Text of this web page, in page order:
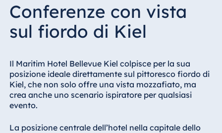
Conferenze con vista
sul fiordo di Kiel
Il Maritim Hotel Bellevue Kiel colpisce per la sua
posizione ideale direttamente sul pittoresco fiordo di
Kiel, che non solo offre una vista mozzafiato, ma
crea anche uno scenario ispiratore per qualsiasi
evento.
La posizione centrale dell’hotel nella capitale dello